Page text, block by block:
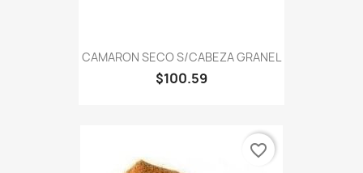
CAMARON SECO S/CABEZA GRANEL
$100.59
favorite_border